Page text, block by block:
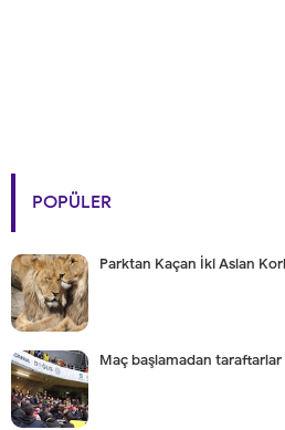
POPÜLER
Parktan Kaçan İki Aslan
Maç başlamadan